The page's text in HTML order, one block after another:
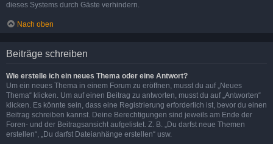
dieses Systems durch Gäste verhindern.
Nach oben
Beiträge schreiben
Wie erstelle ich ein neues Thema oder eine Antwort?
Um ein neues Thema in einem Forum zu eröffnen, musst du auf „Neues
Thema“ klicken. Um auf einen Beitrag zu antworten, musst du auf „Antworten“
klicken. Es könnte sein, dass eine Registrierung erforderlich ist, bevor du einen
Beitrag schreiben kannst. Deine Berechtigungen sind jeweils am Ende der
Foren- und der Beitragsansicht aufgelistet. Z. B. „Du darfst neue Themen
erstellen“, „Du darfst Dateianhänge erstellen“ usw.